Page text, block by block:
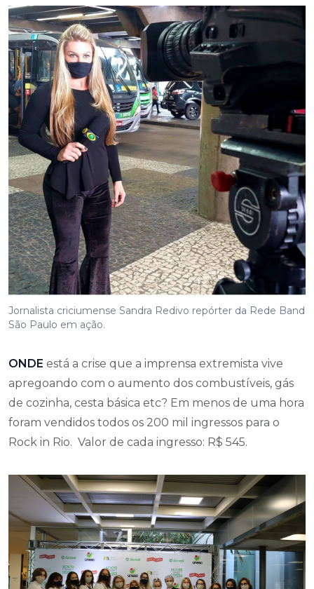
Jornalista criciumense Sandra Redivo repórter da Rede Band
São Paulo em ação.
ONDE está a crise que a imprensa extremista vive
apregoando com o aumento dos combustíveis, gás
de cozinha, cesta básica etc? Em menos de uma hora
foram vendidos todos os 200 mil ingressos para o
Rock in Rio. Valor de cada ingresso: R$ 545.